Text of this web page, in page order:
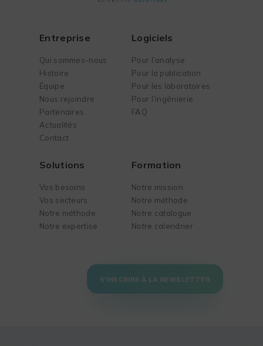
Entreprise
Qui sommes-nous
Histoire
Équipe
Nous rejoindre
Partenaires
Actualités
Contact
Logiciels
Pour l’analyse
Pour la publication
Pour les laboratoires
Pour l’ingénierie
FAQ
Solutions
Vos besoins
Vos secteurs
Notre méthode
Notre expertise
Formation
Notre mission
Notre méthode
Notre catalogue
Notre calendrier
S'INSCRIRE À LA NEWSLETTER